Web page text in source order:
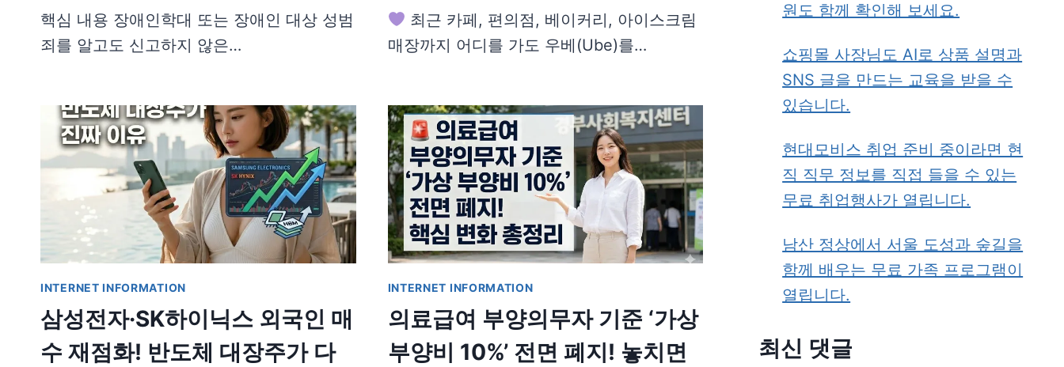
핵심 내용 장애인학대 또는 장애인 대상 성범
죄를 알고도 신고하지 않은…
최근 카페, 편의점, 베이커리, 아이스크림
매장까지 어디를 가도 우베(Ube)를…
INTERNET INFORMATION
삼성전자·SK하이닉스 외국인 매
수 재점화! 반도체 대장주가 다
INTERNET INFORMATION
의료급여 부양의무자 기준 ‘가상
부양비 10%’ 전면 폐지! 놓치면
원도 함께 확인해 보세요.
쇼핑몰 사장님도 AI로 상품 설명과
SNS 글을 만드는 교육을 받을 수
있습니다.
현대모비스 취업 준비 중이라면 현
직 직무 정보를 직접 들을 수 있는
무료 취업행사가 열립니다.
남산 정상에서 서울 도성과 숲길을
함께 배우는 무료 가족 프로그램이
열립니다.
최신 댓글